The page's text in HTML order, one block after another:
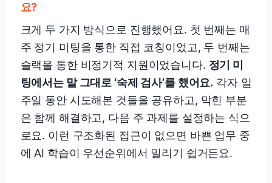
요?
크게 두 가지 방식으로 진행했어요. 첫 번째는 매
주 정기 미팅을 통한 직접 코칭이었고, 두 번째는
슬랙을 통한 비정기적 지원이었습니다. 정기 미
팅에서는 말 그대로 ‘숙제 검사’를 했어요. 각자 일
주일 동안 시도해본 것들을 공유하고, 막힌 부분
은 함께 해결하고, 다음 주 과제를 설정하는 식으
로요. 이런 구조화된 접근이 없으면 바쁜 업무 중
에 AI 학습이 우선순위에서 밀리기 쉽거든요.